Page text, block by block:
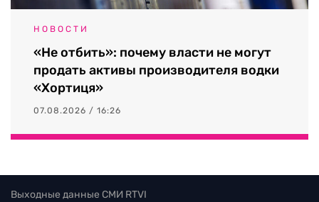
НОВОСТИ
«Не отбить»: почему власти не могут
продать активы производителя водки
«Хортиця»
07.08.2026 / 16:26
Выходные данные СМИ RTVI